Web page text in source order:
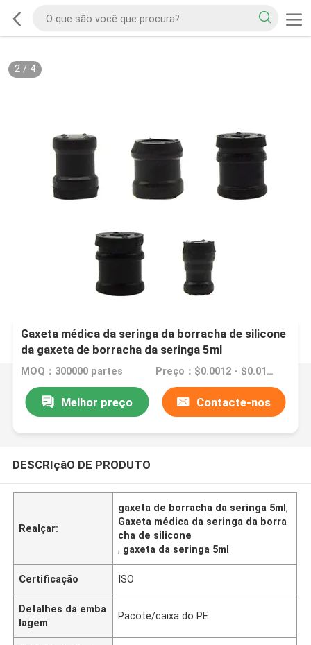
2/ 4
Gaxeta médica da seringa da borracha de silicone
da gaxeta de borracha da seringa 5ml
MOQ：300000 partes Preço：$0.0012 - $0.0154/pieces
Melhor preço Contacte-nos
DESCRIçãO DE PRODUTO
Realçar:
gaxeta de borracha da seringa 5ml,
Gaxeta médica da seringa da borra
cha de silicone
, gaxeta da seringa 5ml
Certificação ISO
Detalhes da emba
lagem
Pacote/caixa do PE